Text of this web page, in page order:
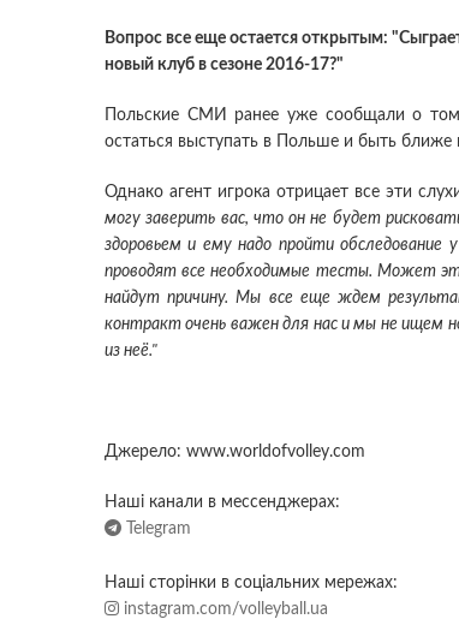
Вопрос все еще остается открытым:
новый клуб в сезоне 2016-17?"
Польские CМИ ранее уже сообщали о
остаться выступать в Польше и быть ближе
Однако агент игрока отрицает все эти
могу заверить вас, что он не будет
здоровьем и ему надо пройти обследование
проводят все необходимые тесты. Может
найдут причину. Мы все еще ждем
контракт очень важен для нас и мы не ищем
из неё."
Джерело: www.worldofvolley.com
Наші канали в мессенджерах:
Telegram
Наші сторінки в соціальних мережах:
instagram.com/volleyball.ua